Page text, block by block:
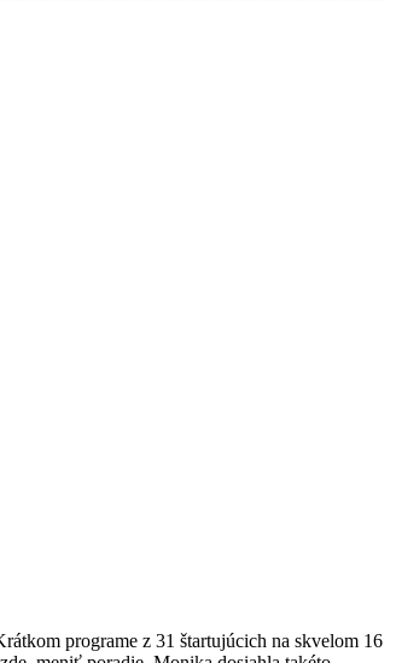
programe z 31 štartujúcich na skvelom 16